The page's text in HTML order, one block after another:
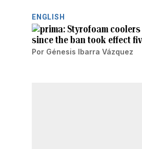
ENGLISH
Styrofoam
since the ban took effect
Por Génesis Ibarra Vázquez